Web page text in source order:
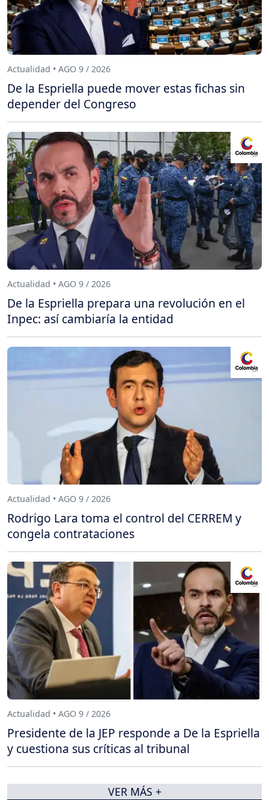
Actualidad • AGO 9 / 2026
De la Espriella puede mover estas fichas sin
depender del Congreso
Actualidad • AGO 9 / 2026
De la Espriella prepara una revolución en el
Inpec: así cambiaría la entidad
Actualidad • AGO 9 / 2026
Rodrigo Lara toma el control del CERREM y
congela contrataciones
Actualidad • AGO 9 / 2026
Presidente de la JEP responde a De la Espriella
y cuestiona sus críticas al tribunal
VER MÁS +